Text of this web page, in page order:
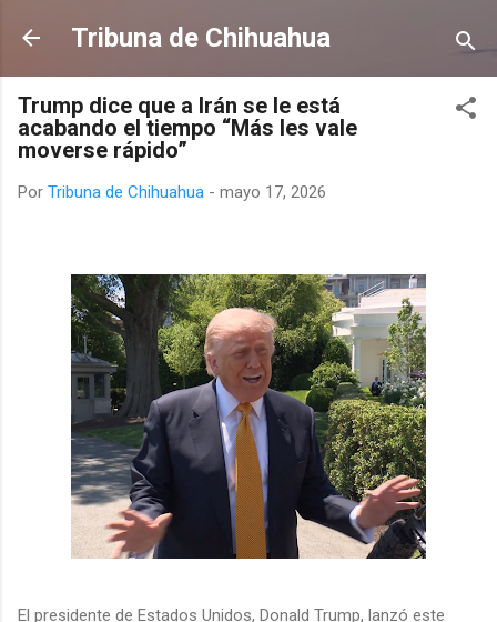
Ir al contenido principal
Tribuna de Chihuahua
Trump dice que a Irán se le está
acabando el tiempo “Más les vale
moverse rápido”
Por Tribuna de Chihuahua - mayo 17, 2026
El presidente de Estados Unidos, Donald Trump, lanzó este